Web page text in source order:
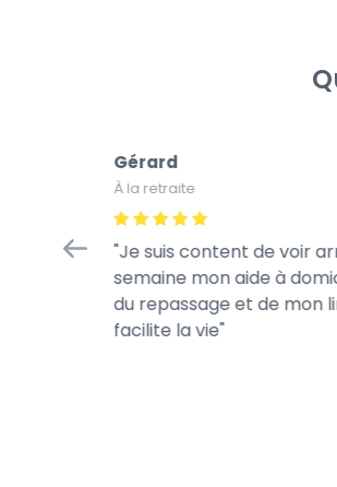
Gérard
À la retraite
Je suis content de voir
semaine mon aide à
du repassage et de mon
facilite la vie